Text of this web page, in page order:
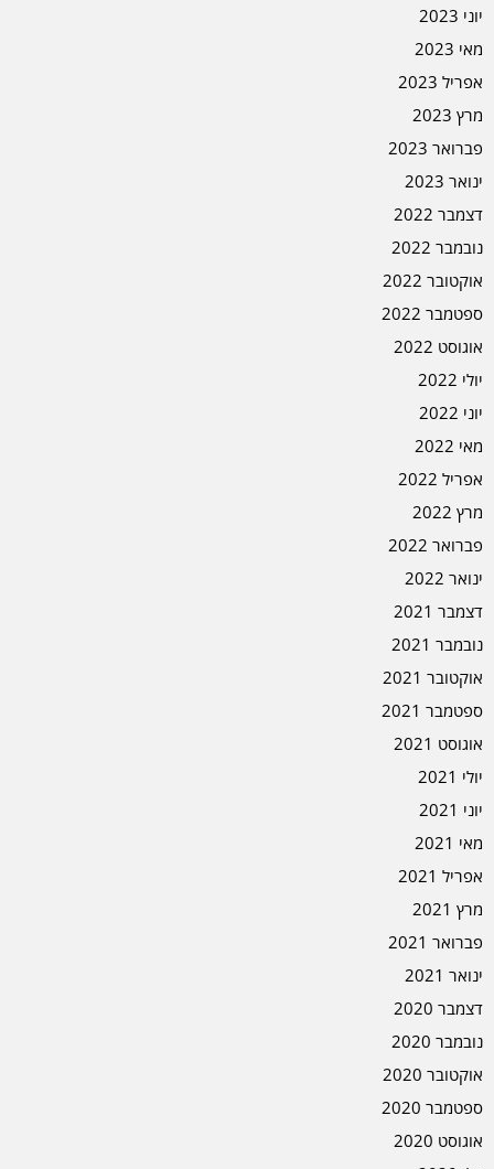
יוני 2023
מאי 2023
אפריל 2023
מרץ 2023
פברואר 2023
ינואר 2023
דצמבר 2022
נובמבר 2022
אוקטובר 2022
ספטמבר 2022
אוגוסט 2022
יולי 2022
יוני 2022
מאי 2022
אפריל 2022
מרץ 2022
פברואר 2022
ינואר 2022
דצמבר 2021
נובמבר 2021
אוקטובר 2021
ספטמבר 2021
אוגוסט 2021
יולי 2021
יוני 2021
מאי 2021
אפריל 2021
מרץ 2021
פברואר 2021
ינואר 2021
דצמבר 2020
נובמבר 2020
אוקטובר 2020
ספטמבר 2020
אוגוסט 2020